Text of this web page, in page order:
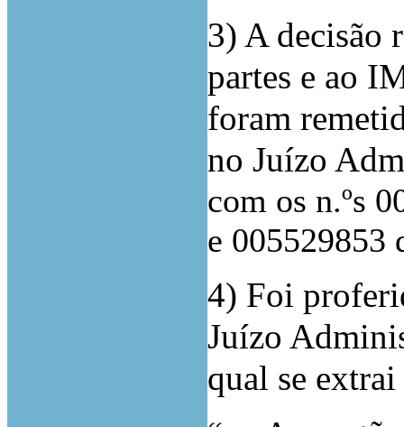
3) A decisão
partes e ao
foram
no Juízo
com os n.ºs
e 005529853
4) Foi
Juízo
qual se